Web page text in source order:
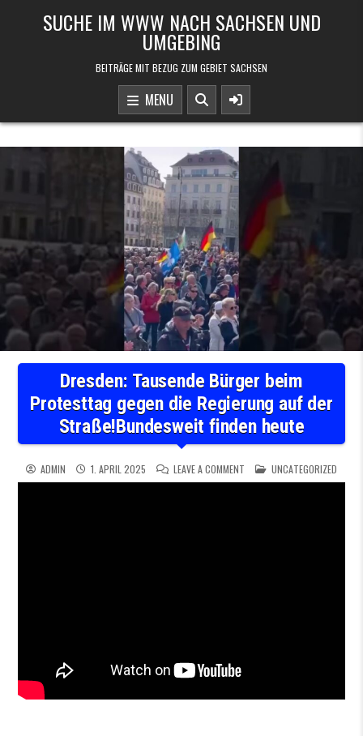
SUCHE IM WWW NACH SACHSEN UND
UMGEBING
BEITRÄGE MIT BEZUG ZUM GEBIET SACHSEN
MENU
Dresden: Tausende Bürger beim
Protesttag gegen die Regierung auf der
Straße!Bundesweit finden heute
ADMIN 1. APRIL 2025 LEAVE A COMMENT ON DRESDEN: TAUSENDE
POSTED IN
UNCATEGORIZED